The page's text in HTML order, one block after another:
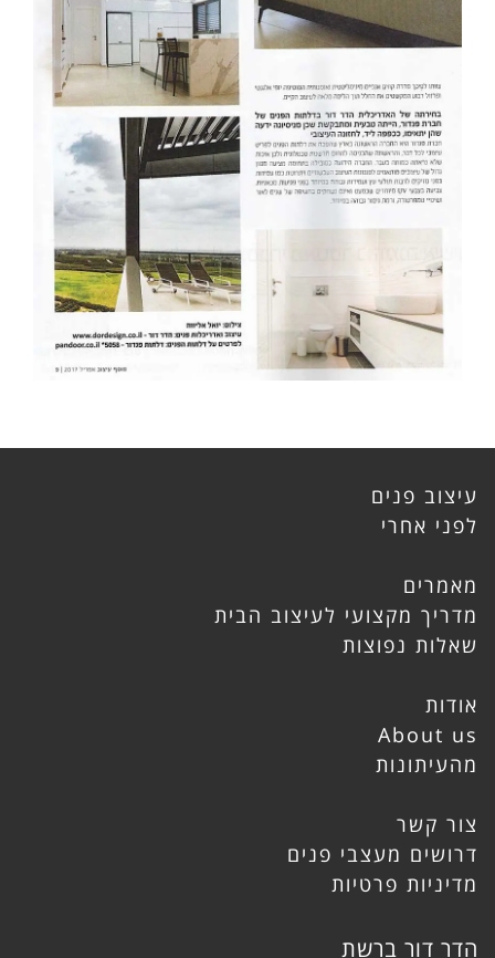
עיצוב פנים
לפני אחרי
מאמרים
מדריך מקצועי לעיצוב הבית
שאלות נפוצות
אודות
About us
מהעיתונות
צור קשר
דרושים מעצבי פנים
מדיניות פרטיות
הדר דור ברשת